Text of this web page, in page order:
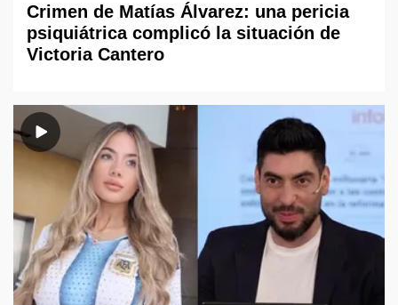
Crimen de Matías Álvarez: una pericia
psiquiátrica complicó la situación de
Victoria Cantero